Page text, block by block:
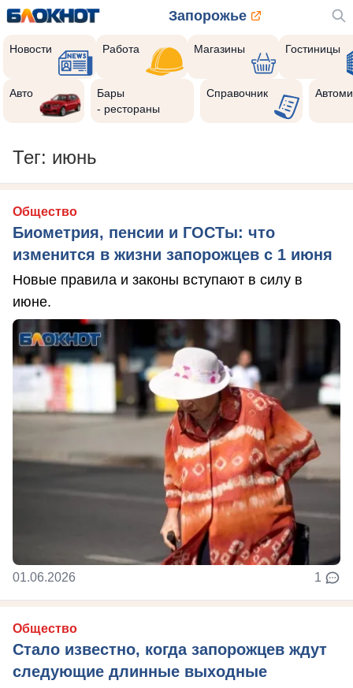
Запорожье
Новости Работа Магазины Гостиницы
Авто
Бары
- рестораны
Справочник
Тег: июнь
Общество
Биометрия, пенсии и ГОСТы: что
изменится в жизни запорожцев с 1 июня
Новые правила и законы вступают в силу в
июне.
01.06.2026 1
Общество
Стало известно, когда запорожцев ждут
следующие длинные выходные